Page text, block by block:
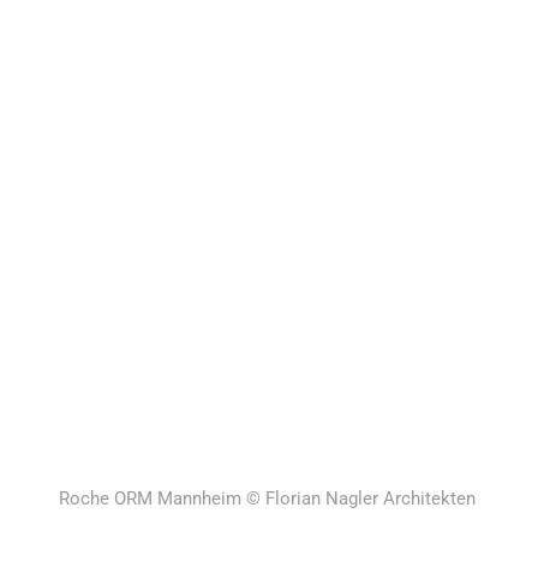
Roche ORM Mannheim © Florian Nagler Architekten